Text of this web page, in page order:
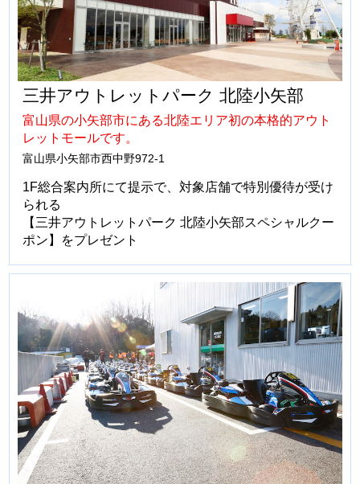
三井アウトレットパーク 北陸小矢部
富山県の小矢部市にある北陸エリア初の本格的アウト
レットモールです。
富山県小矢部市西中野972-1
1F総合案内所にて提示で、対象店舗で特別優待が受け
られる
【三井アウトレットパーク 北陸小矢部スペシャルクー
ポン】をプレゼント